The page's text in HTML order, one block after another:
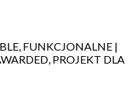
FUNKCJONALNE |
PROJEKT DLA